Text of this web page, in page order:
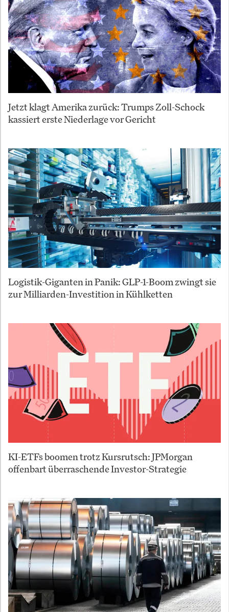
Jetzt klagt Amerika zurück: Trumps Zoll-Schock
kassiert erste Niederlage vor Gericht
Logistik-Giganten in Panik: GLP-1-Boom zwingt sie
zur Milliarden-Investition in Kühlketten
KI-ETFs boomen trotz Kursrutsch: JPMorgan
offenbart überraschende Investor-Strategie